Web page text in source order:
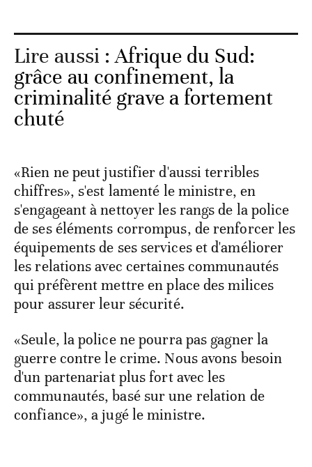
Lire aussi :Afrique du Sud:
grâce au confinement, la
criminalité grave a fortement
chuté
«Rien ne peut justifier d'aussi terribles
chiffres», s'est lamenté le ministre, en
s'engageant à nettoyer les rangs de la police
de ses éléments corrompus, de renforcer les
équipements de ses services et d'améliorer
les relations avec certaines communautés
qui préfèrent mettre en place des milices
pour assurer leur sécurité.
«Seule, la police ne pourra pas gagner la
guerre contre le crime. Nous avons besoin
d'un partenariat plus fort avec les
communautés, basé sur une relation de
confiance», a jugé le ministre.